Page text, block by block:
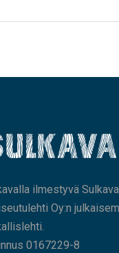
ilmestyvä
Oy:n
0167229-8